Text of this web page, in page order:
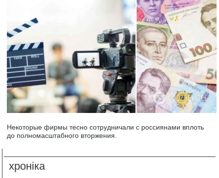
Некоторые фирмы тесно сотрудничали с россиянами вплоть
до полномасштабного вторжения.
хроніка